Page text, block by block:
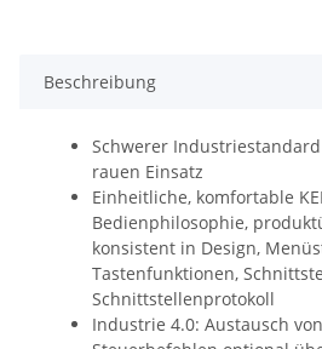
Beschreibung
Schwerer
rauen Einsatz
Einheitliche, komfortable
Bedienphilosophie,
konsistent in Design,
Tastenfunktionen,
Schnittstellenprotokoll
Industrie 4.0: Austausch